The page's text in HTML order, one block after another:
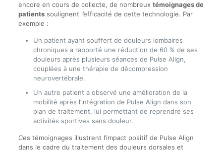
encore en cours de collecte, de nombreux témoignages de
patientssoulignent l’efficacité de cette technologie. Par
exemple :
Un patient ayant souffert de douleurs lombaires
chroniques a rapporté une réduction de 60 % de ses
douleurs après plusieurs séances de Pulse Align,
couplées à une thérapie de décompression
neurovertébrale.
Un autre patient a observé une amélioration de la
mobilité après l’intégration de Pulse Align dans son
plan de traitement, lui permettant de reprendre ses
activités sportives sans douleur.
Ces témoignages illustrent l’impact positif de Pulse Align
dans le cadre du traitement des douleurs dorsales et